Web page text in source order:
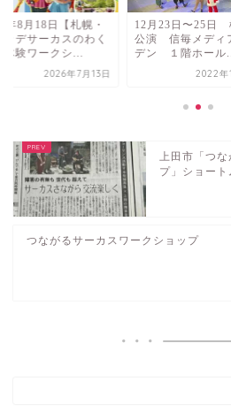
年8月18日【札幌・
カデサーカスのわく
体験ワークシ...
2026年7月13日
12月23日〜25日
公演 信毎メディ
デン １階ホール
2022年
上田市「つ
プ」ショート
つながるサーカスワークショップ